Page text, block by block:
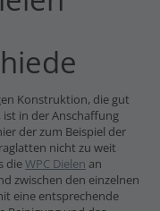
Konstruktion, die gut
ist in der Anschaffung
der zum Beispiel der
nicht zu weit
dieWPC Dielen an
zwischen den einzelnen
eine entsprechende